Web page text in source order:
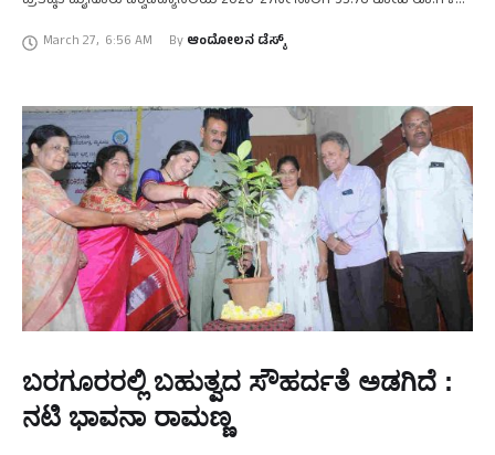
March 27, 6:56 AM By ಆಂದೋಲನ ಡೆಸ್ಕ್
ಬರಗೂರರಲ್ಲಿ ಬಹುತ್ವದ ಸೌಹರ್ದತೆ ಅಡಗಿದೆ :
ನಟಿ ಭಾವನಾ ರಾಮಣ್ಣ